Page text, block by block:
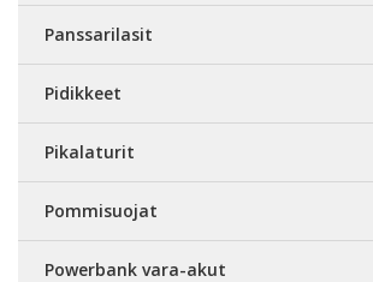
Panssarilasit
Pidikkeet
Pikalaturit
Pommisuojat
Powerbank vara-akut